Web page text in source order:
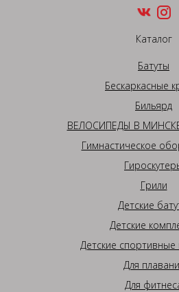
Каталог
Батуты
Бескаркасные
Бильярд
ВЕЛОСИПЕДЫ В
Гимнастическое
Грили
Детские
Детские
Детские спортивные
Для
Для